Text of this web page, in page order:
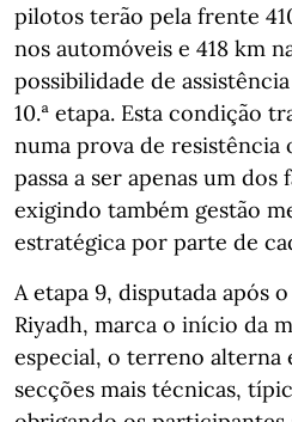
pilotos terão pela frente
nos automóveis e 418 km
possibilidade de
10.ª etapa. Esta condição
numa prova de resistência
passa a ser apenas um dos
exigindo também gestão
estratégica por parte de
A etapa 9, disputada após
Riyadh, marca o início da
especial, o terreno alterna
secções mais técnicas,